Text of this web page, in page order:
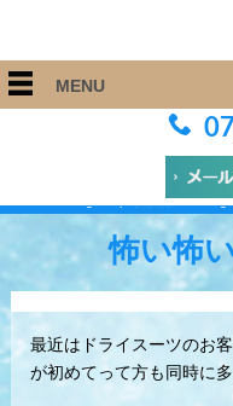
MENU
ARK Diving Shop 串本店 > Blog
怖い怖
最近はドライスーツのお
が初めてって方も同時に